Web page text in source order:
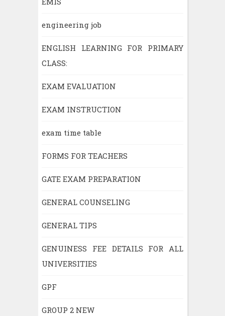
engineering job
ENGLISH LEARNING FOR PRIMARY
CLASS:
EXAM EVALUATION
EXAM INSTRUCTION
exam time table
FORMS FOR TEACHERS
GATE EXAM PREPARATION
GENERAL COUNSELING
GENERAL TIPS
GENUINESS FEE DETAILS FOR ALL
UNIVERSITIES
GPF
GROUP 2 NEW